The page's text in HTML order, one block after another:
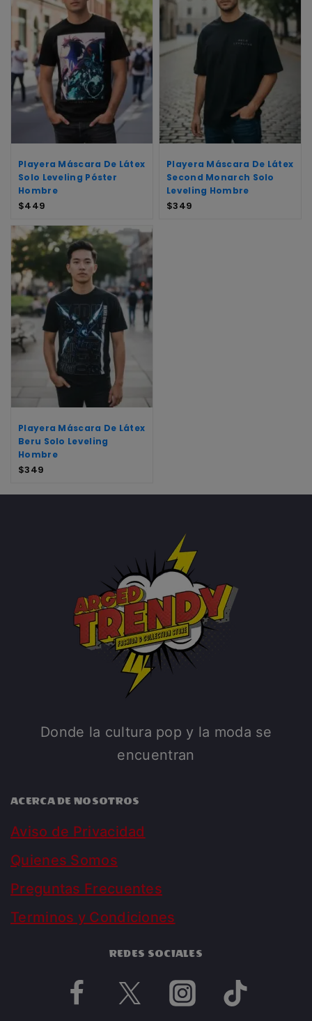
Playera Máscara De Látex
Solo Leveling Póster
Hombre
$449
Playera Máscara De Látex
Second Monarch Solo
Leveling Hombre
$349
Playera Máscara De Látex
Beru Solo Leveling
Hombre
$349
Donde la cultura pop y la moda se
encuentran
ACERCA DE NOSOTROS
Aviso de Privacidad
Quienes Somos
Preguntas Frecuentes
Terminos y Condiciones
REDES SOCIALES